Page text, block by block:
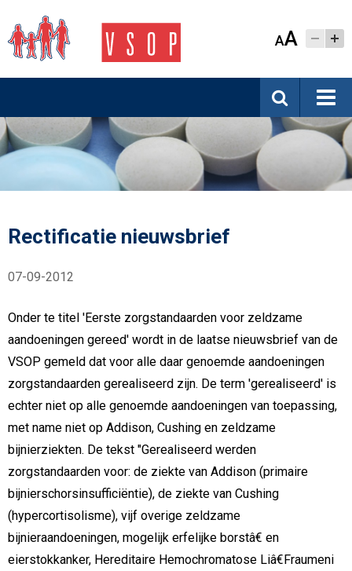
AA
Rectificatie nieuwsbrief
07-09-2012
Onder te titel 'Eerste zorgstandaarden voor zeldzame
aandoeningen gereed' wordt in de laatse nieuwsbrief van de
VSOP gemeld dat voor alle daar genoemde aandoeningen
zorgstandaarden gerealiseerd zijn. De term 'gerealiseerd' is
echter niet op alle genoemde aandoeningen van toepassing,
met name niet op Addison, Cushing en zeldzame
bijnierziekten. De tekst "Gerealiseerd werden
zorgstandaarden voor: de ziekte van Addison (primaire
bijnierschorsinsufficiëntie), de ziekte van Cushing
(hypercortisolisme), vijf overige zeldzame
bijnieraandoeningen, mogelijk erfelijke borstâ€ en
eierstokkanker, Hereditaire Hemochromatose Liâ€Fraumeni